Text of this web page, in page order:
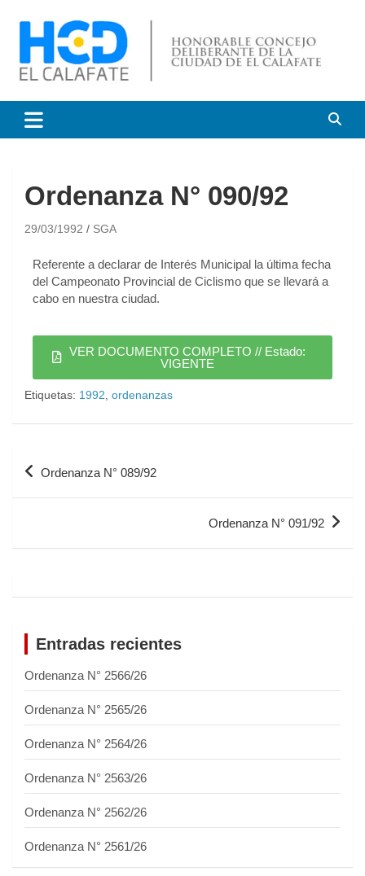
Honorable Concejo
Deliberante de El Calafate
Ordenanza N° 090/92
29/03/1992 SGA
Referente a declarar de Interés Municipal la última fecha
del Campeonato Provincial de Ciclismo que se llevará a
cabo en nuestra ciudad.
VER DOCUMENTO COMPLETO // Estado:
VIGENTE
Etiquetas: 1992 ordenanzas
Ordenanza N° 089/92
Ordenanza N° 091/92
Entradas recientes
Ordenanza N° 2566/26
Ordenanza N° 2565/26
Ordenanza N° 2564/26
Ordenanza N° 2563/26
Ordenanza N° 2562/26
Ordenanza N° 2561/26